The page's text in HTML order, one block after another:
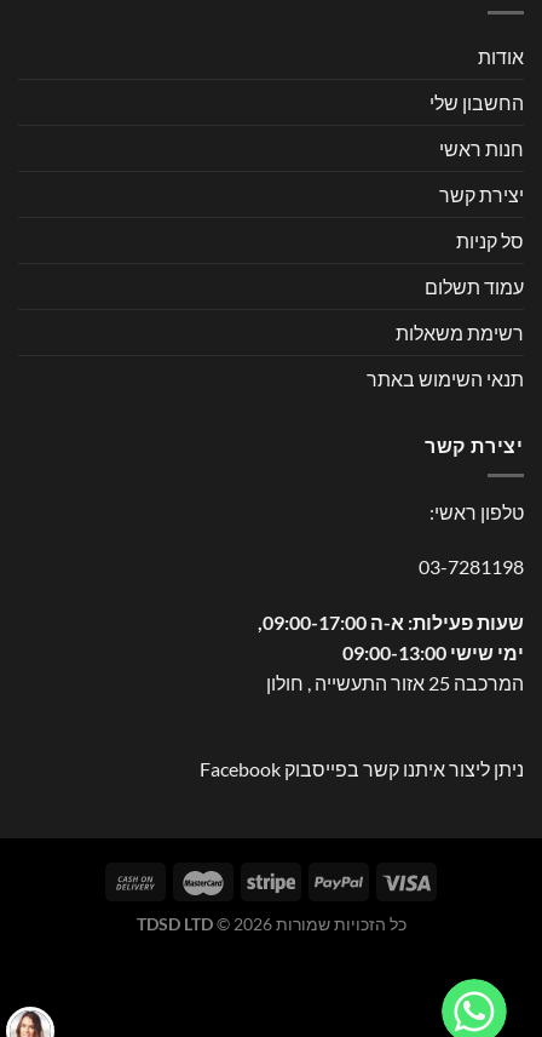
אודות
החשבון שלי
חנות ראשי
יצירת קשר
סל קניות
עמוד תשלום
רשימת משאלות
תנאי השימוש באתר
יצירת קשר
טלפון ראשי:
03-7281198
שעות פעילות: א-ה 09:00-17:00,
ימי שישי 09:00-13:00
המרכבה 25 אזור התעשייה , חולון
ניתן ליצור איתנו קשר בפייסבוק Facebook
כל הזכויות שמורות 2026 © TDSD LTD
WhatsApp